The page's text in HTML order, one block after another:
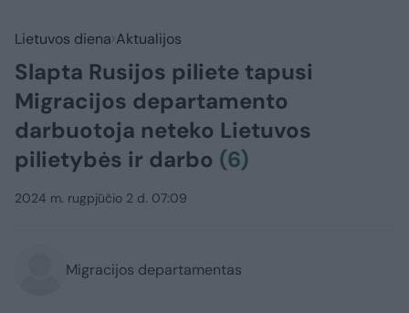
Lietuvos diena Aktualijos
Slapta Rusijos piliete tapusi
Migracijos departamento
darbuotoja neteko Lietuvos
pilietybės ir darbo (6)
2024 m. rugpjūčio 2 d. 07:09
Migracijos departamentas